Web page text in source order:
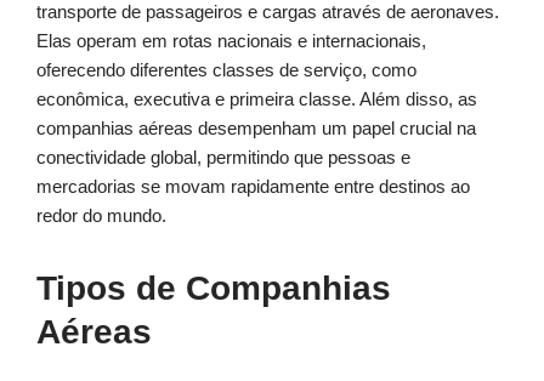
transporte de passageiros e cargas através de aeronaves.
Elas operam em rotas nacionais e internacionais,
oferecendo diferentes classes de serviço, como
econômica, executiva e primeira classe. Além disso, as
companhias aéreas desempenham um papel crucial na
conectividade global, permitindo que pessoas e
mercadorias se movam rapidamente entre destinos ao
redor do mundo.
Tipos de Companhias
Aéreas